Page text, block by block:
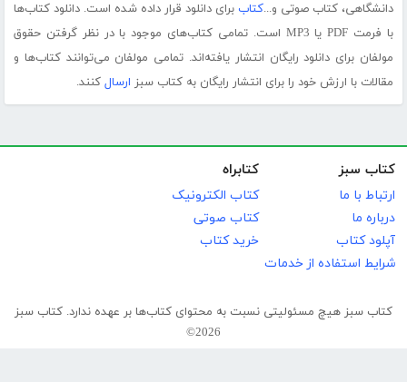
دانشگاهی، کتاب صوتی و...کتاب برای دانلود قرار داده شده است. دانلود کتاب‌ها
با فرمت PDF یا MP3 است. تمامی کتاب‌های موجود با در نظر گرفتن حقوق
مولفان برای دانلود رایگان انتشار یافته‌اند. تمامی مولفان می‌توانند کتاب‌ها و
مقالات با ارزش خود را برای انتشار رایگان به کتاب سبز ارسال کنند.
کتاب سبز
ارتباط با ما
درباره ما
آپلود کتاب
شرایط استفاده از خدمات
کتابراه
کتاب الکترونیک
کتاب صوتی
خرید کتاب
کتاب سبز هیچ مسئولیتی نسبت به محتوای کتاب‌ها بر عهده ندارد. کتاب سبز
2026©